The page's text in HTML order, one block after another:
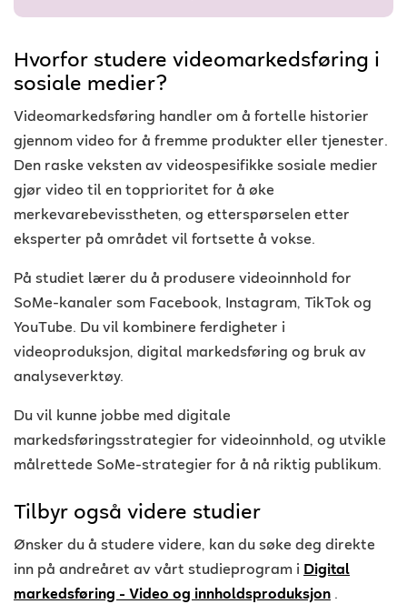
Hvorfor studere videomarkedsføring i
sosiale medier?
Videomarkedsføring handler om å fortelle historier
gjennom video for å fremme produkter eller tjenester.
Den raske veksten av videospesifikke sosiale medier
gjør video til en topprioritet for å øke
merkevarebevisstheten, og etterspørselen etter
eksperter på området vil fortsette å vokse.
På studiet lærer du å produsere videoinnhold for
SoMe-kanaler som Facebook, Instagram, TikTok og
YouTube. Du vil kombinere ferdigheter i
videoproduksjon, digital markedsføring og bruk av
analyseverktøy.
Du vil kunne jobbe med digitale
markedsføringsstrategier for videoinnhold, og utvikle
målrettede SoMe-strategier for å nå riktig publikum.
Tilbyr også videre studier
Ønsker du å studere videre, kan du søke deg direkte
inn på andreåret av vårt studieprogram i Digital
markedsføring - Video og innholdsproduksjon .